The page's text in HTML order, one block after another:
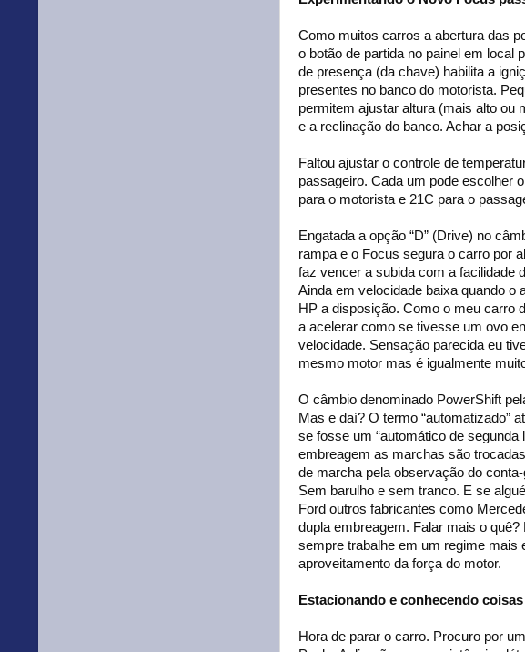
Como muitos carros a abertura das
o botão de partida no painel em local
de presença (da chave) habilita a
presentes no banco do motorista.
permitem ajustar altura (mais alto ou
e a reclinação do banco. Achar a
Faltou ajustar o controle de
passageiro. Cada um pode escolher
para o motorista e 21C para o
Engatada a opção “D” (Drive) no
rampa e o Focus segura o carro por
faz vencer a subida com a facilidade
Ainda em velocidade baixa quando o
HP a disposição. Como o meu carro
a acelerar como se tivesse um ovo
velocidade. Sensação parecida eu
mesmo motor mas é igualmente
O câmbio denominado PowerShift
Mas e daí? O termo “automatizado”
se fosse um “automático de
embreagem as marchas são
de marcha pela observação do
Sem barulho e sem tranco. E se
Ford outros fabricantes como
dupla embreagem. Falar mais o
sempre trabalhe em um regime mais
aproveitamento da força do motor.
Estacionando e conhecendo
Hora de parar o carro. Procuro por